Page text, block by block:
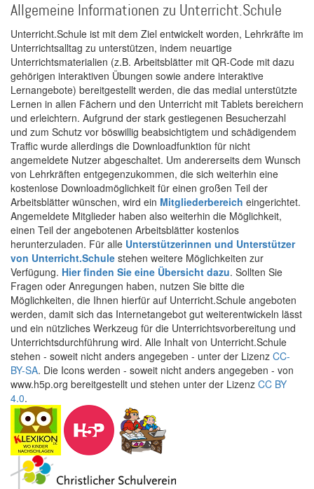
Allgemeine Informationen zu Unterricht.Schule
Unterricht.Schule ist mit dem Ziel entwickelt worden, Lehrkräfte im
Unterrichtsalltag zu unterstützen, indem neuartige
Unterrichtsmaterialien (z.B. Arbeitsblätter mit QR-Code mit dazu
gehörigen interaktiven Übungen sowie andere interaktive
Lernangebote) bereitgestellt werden, die das medial unterstützte
Lernen in allen Fächern und den Unterricht mit Tablets bereichern
und erleichtern. Aufgrund der stark gestiegenen Besucherzahl
und zum Schutz vor böswillig beabsichtigtem und schädigendem
Traffic wurde allerdings die Downloadfunktion für nicht
angemeldete Nutzer abgeschaltet. Um andererseits dem Wunsch
von Lehrkräften entgegenzukommen, die sich weiterhin eine
kostenlose Downloadmöglichkeit für einen großen Teil der
Arbeitsblätter wünschen, wird ein Mitgliederbereich eingerichtet.
Angemeldete Mitglieder haben also weiterhin die Möglichkeit,
einen Teil der angebotenen Arbeitsblätter kostenlos
herunterzuladen. Für alle Unterstützerinnen und Unterstützer
von Unterricht.Schule stehen weitere Möglichkeiten zur
Verfügung. Hier finden Sie eine Übersicht dazu. Sollten Sie
Fragen oder Anregungen haben, nutzen Sie bitte die
Möglichkeiten, die Ihnen hierfür auf Unterricht.Schule angeboten
werden, damit sich das Internetangebot gut weiterentwickeln lässt
und ein nützliches Werkzeug für die Unterrichtsvorbereitung und
Unterrichtsdurchführung wird. Alle Inhalt von Unterricht.Schule
stehen - soweit nicht anders angegeben - unter der Lizenz CC-
BY-SA. Die Icons werden - soweit nicht anders angegeben - von
www.h5p.org bereitgestellt und stehen unter der Lizenz CC BY
4.0.